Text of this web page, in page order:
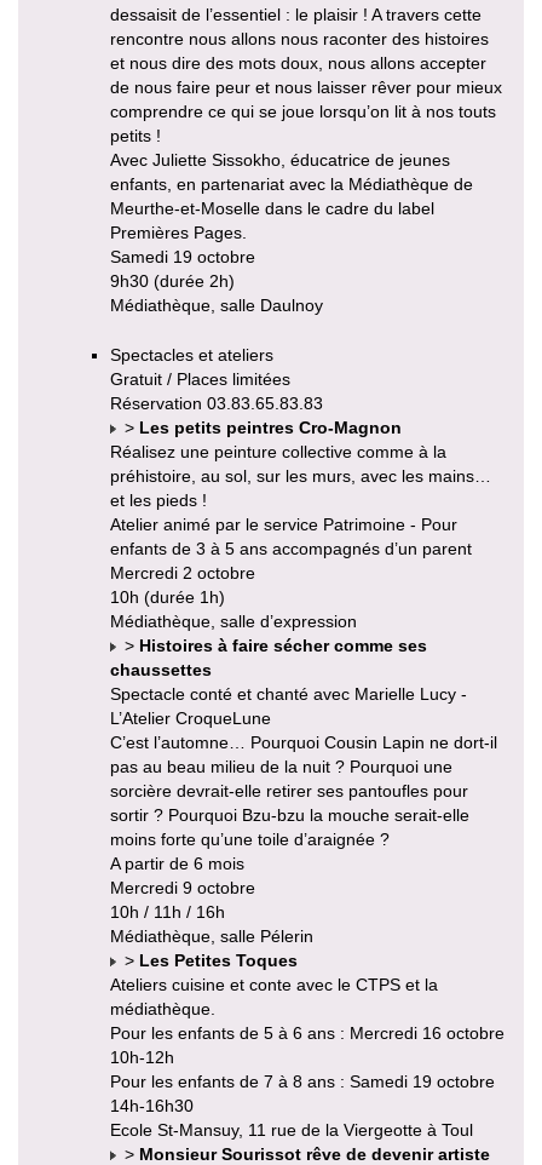
dessaisit de l’essentiel : le plaisir ! A travers cette
rencontre nous allons nous raconter des histoires
et nous dire des mots doux, nous allons accepter
de nous faire peur et nous laisser rêver pour mieux
comprendre ce qui se joue lorsqu’on lit à nos touts
petits !
Avec Juliette Sissokho, éducatrice de jeunes
enfants, en partenariat avec la Médiathèque de
Meurthe-et-Moselle dans le cadre du label
Premières Pages.
Samedi 19 octobre
9h30 (durée 2h)
Médiathèque, salle Daulnoy
Spectacles et ateliers
Gratuit / Places limitées
Réservation 03.83.65.83.83
> Les petits peintres Cro-Magnon
Réalisez une peinture collective comme à la
préhistoire, au sol, sur les murs, avec les mains…
et les pieds !
Atelier animé par le service Patrimoine - Pour
enfants de 3 à 5 ans accompagnés d’un parent
Mercredi 2 octobre
10h (durée 1h)
Médiathèque, salle d’expression
> Histoires à faire sécher comme ses
chaussettes
Spectacle conté et chanté avec Marielle Lucy -
L’Atelier CroqueLune
C’est l’automne… Pourquoi Cousin Lapin ne dort-il
pas au beau milieu de la nuit ? Pourquoi une
sorcière devrait-elle retirer ses pantoufles pour
sortir ? Pourquoi Bzu-bzu la mouche serait-elle
moins forte qu’une toile d’araignée ?
A partir de 6 mois
Mercredi 9 octobre
10h / 11h / 16h
Médiathèque, salle Pélerin
> Les Petites Toques
Ateliers cuisine et conte avec le CTPS et la
médiathèque.
Pour les enfants de 5 à 6 ans : Mercredi 16 octobre
10h-12h
Pour les enfants de 7 à 8 ans : Samedi 19 octobre
14h-16h30
Ecole St-Mansuy, 11 rue de la Viergeotte à Toul
> Monsieur Sourissot rêve de devenir artiste